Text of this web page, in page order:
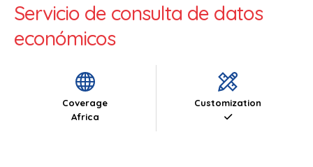
Servicio de consulta de datos
económicos
Coverage
Africa
Customization